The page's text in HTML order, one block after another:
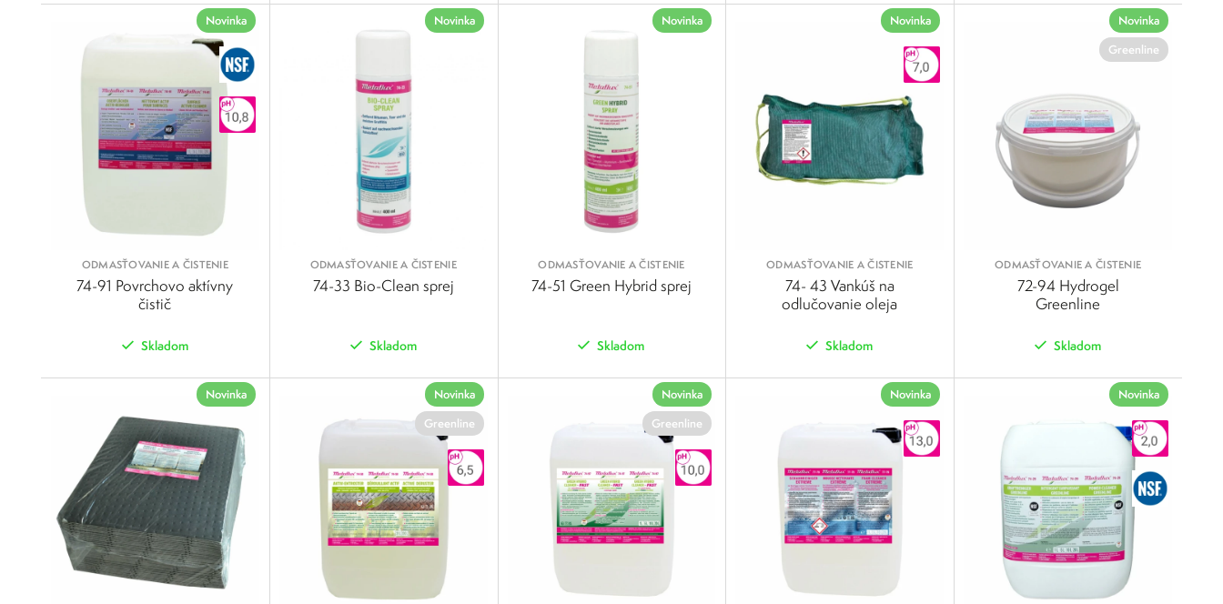
POROVNAŤ POROVNAŤ POROVNAŤ POROVNAŤ POROVNAŤ
Novinka
ODMASŤOVANIE A ČISTENIE
74-91 Povrchovo aktívny
čistič
Skladom
POROVNAŤ
Novinka
ODMASŤOVANIE A ČISTENIE
74-33 Bio-Clean sprej
Skladom
POROVNAŤ
Novinka
ODMASŤOVANIE A ČISTENIE
74-51 Green Hybrid sprej
Skladom
POROVNAŤ
Novinka
ODMASŤOVANIE A ČISTENIE
74- 43 Vankúš na
odlučovanie oleja
Skladom
POROVNAŤ
Novinka
Greenline
ODMASŤOVANIE A ČISTENIE
72-94 Hydrogel
Greenline
Skladom
POROVNAŤ
Novinka
Novinka
Greenline
Novinka
Greenline
Novinka Novinka